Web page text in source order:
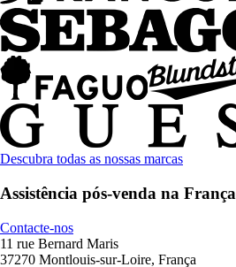
Descubra todas as nossas marcas
Assistência pós-venda na França
Contacte-nos
11 rue Bernard Maris
37270 Montlouis-sur-Loire, França